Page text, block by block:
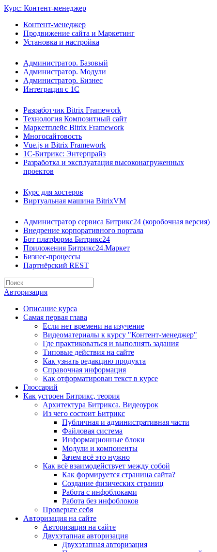
Курс: Контент-менеджер
Контент-менеджер
Продвижение сайта и Маркетинг
Установка и настройка
Администратор. Базовый
Администратор. Модули
Администратор. Бизнес
Интеграция с 1С
Разработчик Bitrix Framework
Технология Композитный сайт
Маркетплейс Bitrix Framework
Многосайтовость
Vue.js и Bitrix Framework
1С-Битрикс: Энтерпрайз
Разработка и эксплуатация высоконагруженных
проектов
Курс для хостеров
Виртуальная машина BitrixVM
Администратор сервиса Битрикс24 (коробочная версия)
Внедрение корпоративного портала
Бот платформа Битрикс24
Приложения Битрикс24.Маркет
Бизнес-процессы
Партнёрский REST
Авторизация
Описание курса
Самая первая глава
Если нет времени на изучение
Видеоматериалы к курсу "Контент-менеджер"
Где практиковаться и выполнять задания
Типовые действия на сайте
Как узнать редакцию продукта
Справочная информация
Как отформатирован текст в курсе
Глоссарий
Как устроен Битрикс, теория
Архитектура Битрикса. Видеоурок
Из чего состоит Битрикс
Публичная и административная части
Файловая система
Информационные блоки
Модули и компоненты
Зачем всё это нужно
Как всё взаимодействует между собой
Как формируется страница сайта?
Создание физических страниц
Работа с инфоблоками
Работа без инфоблоков
Проверьте себя
Авторизация на сайте
Авторизация на сайте
Двухэтапная авторизация
Двухэтапная авторизация